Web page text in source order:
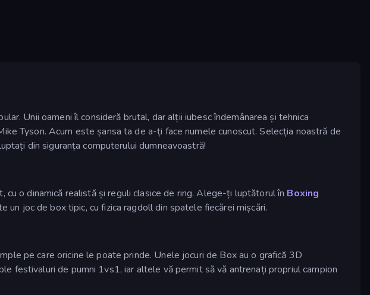
Unii oameni îl consideră brutal, dar alții iubesc îndemânarea și tehnica
Tyson. Acum este șansa ta de a-ți face numele cunoscut. Selecția noastră de
din siguranța computerului dumneavoastră!
cu o dinamică realistă și reguli clasice de ring. Alege-ți luptătorul în Boxing
un joc de box tipic, cu fizica ragdoll din spatele fiecărei mișcări.
pe care oricine le poate prinde. Unele jocuri de Box au o grafică 3D
festivaluri de pumni 1vs1, iar altele vă permit să vă antrenați propriul campion